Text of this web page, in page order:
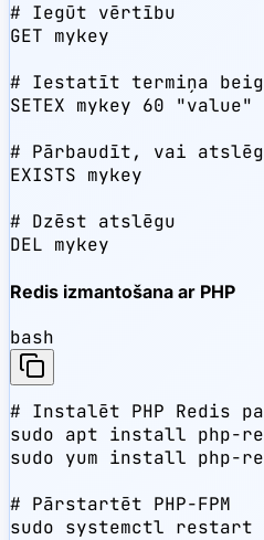
# Iegūt vērtību
GET mykey
# Iestatīt termiņa
SETEX mykey 60 "value"
# Pārbaudīt, vai
EXISTS mykey
# Dzēst atslēgu
DEL mykey
Redis izmantošana ar PHP
bash
# Instalēt PHP Redis
sudo apt install php-
sudo yum install php-
# Pārstartēt PHP-FPM
sudo systemctl restart